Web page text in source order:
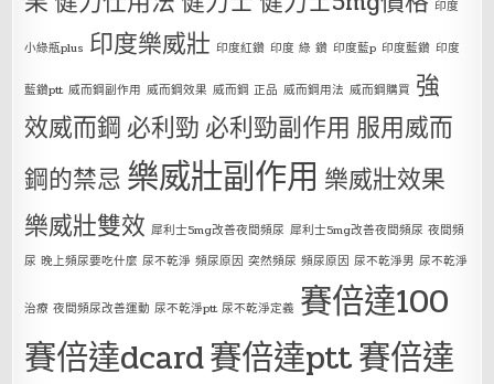
印度
小綠瓶plus 印度樂威壯 印度紅鑽 印度 綠 鑽 印度藍p 印度藍鑽 印度
藍鑽ptt 威而鋼副作用 威而鋼效果 威而鋼 正品 威而鋼用法 威而鋼購買 強
效威而鋼 必利勁 必利勁副作用 服用威而
鋼的禁忌 樂威壯副作用 樂威壯效果
樂威壯雙效 犀利士5mg改善夜間頻尿 犀利士5mg改善夜間頻尿 夜間頻
尿 晚上頻尿要吃什麼 尿不乾淨 頻尿原因 突然頻尿 頻尿原因 尿不乾淨男 尿不乾淨
治療 夜間頻尿改善運動 尿不乾淨ptt 尿不乾淨定義 賽倍達100
賽倍達dcard賽倍達ptt賽倍達